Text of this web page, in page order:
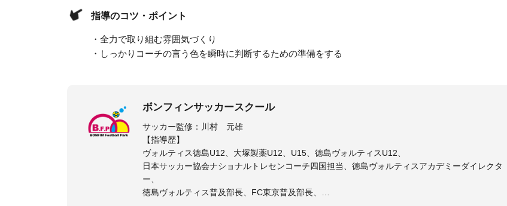
指導のコツ・ポイント
・全力で取り組む雰囲気づくり
・しっかりコーチの言う色を瞬時に判断するための準備をする
ボンフィンサッカースクール
サッカー監修：川村 元雄
【指導歴】
ヴォルティス徳島U12、大塚製薬U12、U15、徳島ヴォルティスU12、
日本サッカー協会ナショナルトレセンコーチ四国担当、徳島ヴォルティスアカデミーダイレクタ
ー、
徳島ヴォルティス普及部長、FC東京普及部長、